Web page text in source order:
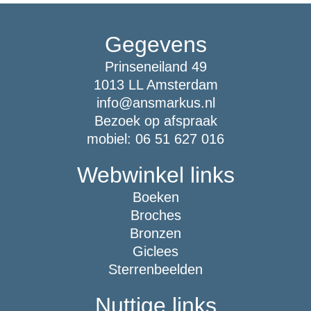
Gegevens
Prinseneiland 49
1013 LL Amsterdam
info@ansmarkus.nl
Bezoek op afspraak
mobiel: 06 51 627 016
Webwinkel links
Boeken
Broches
Bronzen
Giclees
Sterrenbeelden
Nuttige links